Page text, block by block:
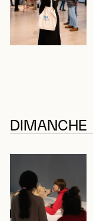
DIMANCHE